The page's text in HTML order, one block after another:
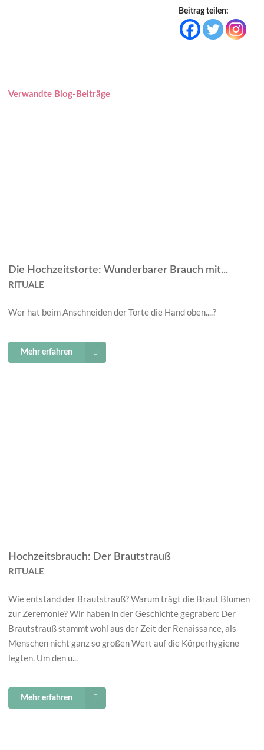
Beitrag teilen:
Verwandte Blog-Beiträge
Die Hochzeitstorte: Wunderbarer Brauch mit...
RITUALE
Wer hat beim Anschneiden der Torte die Hand oben....?
Mehr erfahren
Hochzeitsbrauch: Der Brautstrauß
RITUALE
Wie entstand der Brautstrauß? Warum trägt die Braut Blumen
zur Zeremonie? Wir haben in der Geschichte gegraben: Der
Brautstrauß stammt wohl aus der Zeit der Renaissance, als
Menschen nicht ganz so großen Wert auf die Körperhygiene
legten. Um den u...
Mehr erfahren